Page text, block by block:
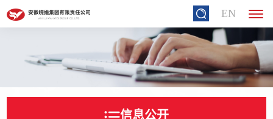
EN
信息公开